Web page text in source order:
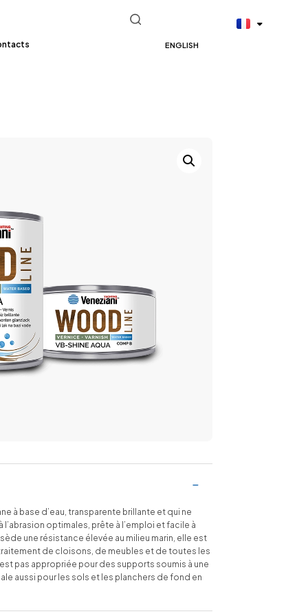
ENGLISH
à base d’eau, transparente brillante et qui ne
optimales, prête à l’emploi et facile à
une résistance élevée au milieu marin, elle est
de cloisons, de meubles et de toutes les
pas appropriée pour des supports soumis à une
aussi pour les sols et les planchers de fond en